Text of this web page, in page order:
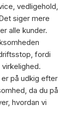
vedligehold,
siger mere
alle kunder.
fordi
på udkig efter
da du på
hvordan vi